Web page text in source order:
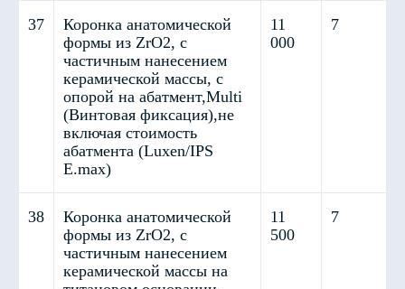
37
Коронка анатомической
формы из ZrO2, с
частичным нанесением
керамической массы, с
опорой на абатмент,Multi
(Винтовая фиксация),не
включая стоимость
абатмента (Luxen/IPS
E.max)
11
000
7
38
Коронка анатомической
формы из ZrO2, с
частичным нанесением
керамической массы на
11
500
7